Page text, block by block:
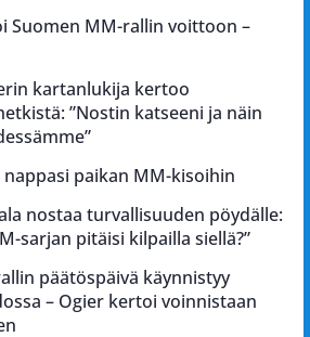
Suomen MM-rallin voittoon –
kartanlukija kertoo
”Nostin katseeni ja näin
paikan MM-kisoihin
nostaa turvallisuuden pöydälle:
sarjan pitäisi kilpailla siellä?”
päätöspäivä käynnistyy
– Ogier kertoi voinnistaan